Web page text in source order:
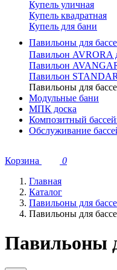
Купель уличная
Купель квадратная
Купель для бани
Павильоны для
Павильон AVRORA
Павильон
Павильон
Павильоны для
Модульные бани
МПК доска
Композитный
Обслуживание
Корзина
0
Главная
Каталог
Павильоны для
Павильоны для
Павильоны